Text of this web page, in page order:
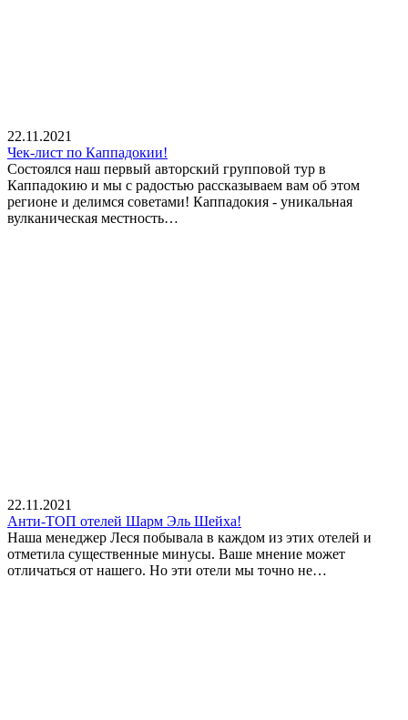
22.11.2021
Чек-лист по Каппадокии!
Состоялся наш первый авторский групповой тур в
Каппадокию и мы с радостью рассказываем вам об этом
регионе и делимся советами! Каппадокия - уникальная
вулканическая местность…
22.11.2021
Анти-ТОП отелей Шарм Эль Шейха!
Наша менеджер Леся побывала в каждом из этих отелей и
отметила существенные минусы. Ваше мнение может
отличаться от нашего. Но эти отели мы точно не…